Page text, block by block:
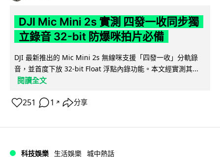
DJI Mic Mini 2s 實測 四發一收同步獨
立錄音 32-bit 防爆咪拍片必備
DJI 最新推出的 Mic Mini 2s 無線咪支援「四發一收」分軌錄
音，並首度下放 32-bit Float 浮點內錄功能。本文經實測其...
閱讀全文
251 1 ↗ 分享
科技娛樂 生活娛樂 城中熱話